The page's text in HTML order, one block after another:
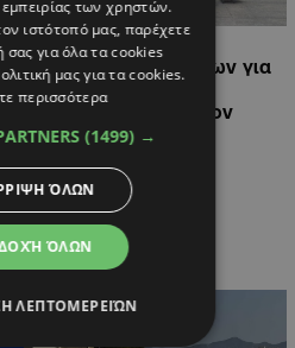
22.06.2025 13:49
Τα πλάνα των Κύπριων για
διακοπές: Πως
επηρεάζονται από τον
πόλεμο, ποιοι οι
προορισμοί
των χρηστών.
ιστότοπό μας, παρέχετε
σας για όλα τα cookies
μας για τα cookies.
περισσότερα
(1499) →
ΌΛΩΝ
ΌΛΩΝ
ΛΕΠΤΟΜΕΡΕΙΏΝ